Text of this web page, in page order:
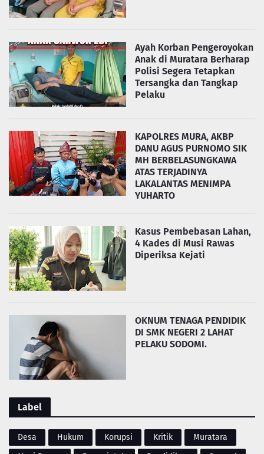
Ayah Korban Pengeroyokan
Anak di Muratara Berharap
Polisi Segera Tetapkan
Tersangka dan Tangkap
Pelaku
KAPOLRES MURA, AKBP
DANU AGUS PURNOMO SIK
MH BERBELASUNGKAWA
ATAS TERJADINYA
LAKALANTAS MENIMPA
YUHARTO
Kasus Pembebasan Lahan,
4 Kades di Musi Rawas
Diperiksa Kejati
OKNUM TENAGA PENDIDIK
DI SMK NEGERI 2 LAHAT
PELAKU SODOMI.
Label
Desa Hukum Korupsi Kritik
Muratara